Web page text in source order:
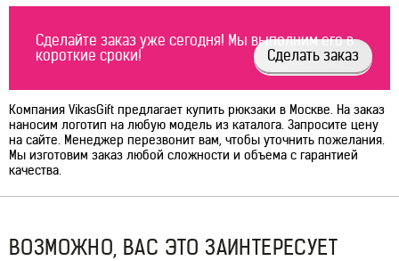
Сделайте заказ уже сегодня! Мы выполним его в
короткие сроки!
Сделать заказ
Компания VikasGift предлагает купить рюкзаки в Москве. На заказ
наносим логотип на любую модель из каталога. Запросите цену
на сайте. Менеджер перезвонит вам, чтобы уточнить пожелания.
Мы изготовим заказ любой сложности и объема с гарантией
качества.
ВОЗМОЖНО, ВАС ЭТО ЗАИНТЕРЕСУЕТ